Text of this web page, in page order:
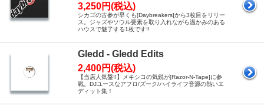
3,250円(税込)
シカゴの古参が早くも[Daybreakers]から3枚目をリリー
ス。ジャズやソウル要素を取り入れながら温かみのある
ハウスで魅了する1枚です!!
Gledd - Gledd Edits
2,400円(税込)
【当店人気盤!!】メキシコの気鋭が[Razor-N-Tape]に参
戦。DJユースなアフロ/ズーク/ハイライフ音源の熱いエ
ディット集！